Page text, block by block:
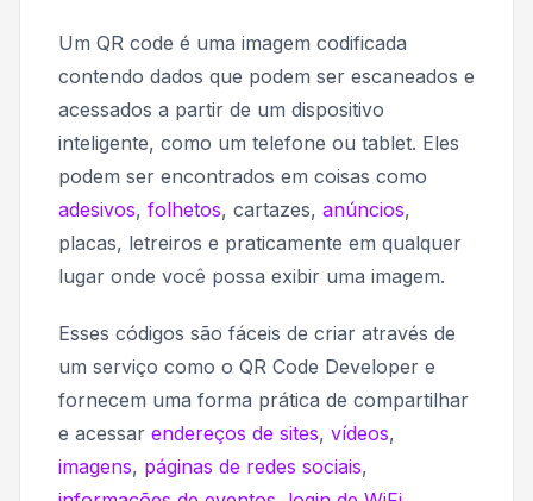
Um QR code é uma imagem codificada
contendo dados que podem ser escaneados e
acessados a partir de um dispositivo
inteligente, como um telefone ou tablet. Eles
podem ser encontrados em coisas como
adesivos, folhetos, cartazes, anúncios,
placas, letreiros e praticamente em qualquer
lugar onde você possa exibir uma imagem.
Esses códigos são fáceis de criar através de
um serviço como o QR Code Developer e
fornecem uma forma prática de compartilhar
e acessar endereços de sites, vídeos,
imagens, páginas de redes sociais,